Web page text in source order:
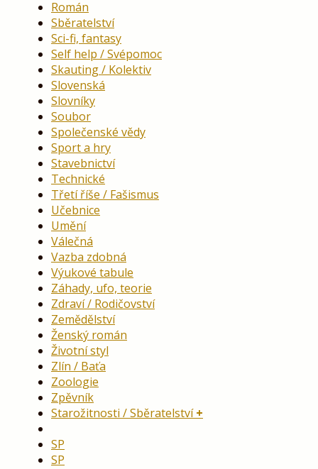
Román
Sběratelství
Sci-fi, fantasy
Self help / Svépomoc
Skauting / Kolektiv
Slovenská
Slovníky
Soubor
Společenské vědy
Sport a hry
Stavebnictví
Technické
Třetí říše / Fašismus
Učebnice
Umění
Válečná
Vazba zdobná
Výukové tabule
Záhady, ufo, teorie
Zdraví / Rodičovství
Zemědělství
Ženský román
Životní styl
Zlín / Baťa
Zoologie
Zpěvník
Starožitnosti / Sběratelství
SP
SP